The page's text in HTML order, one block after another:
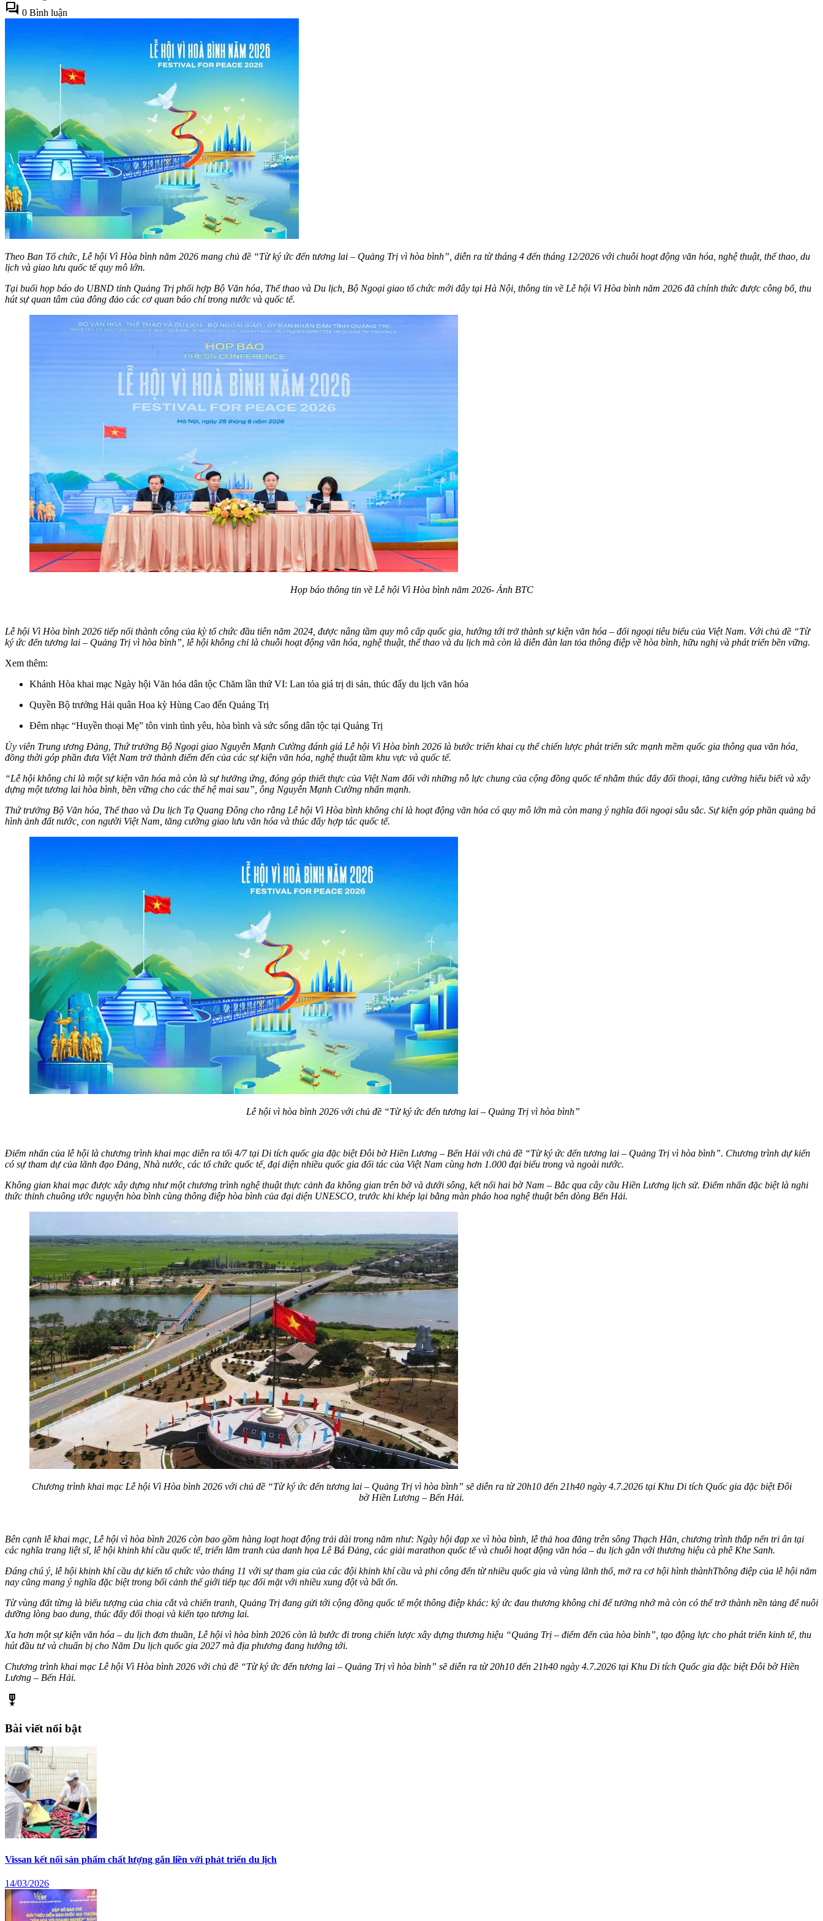
forum 0 Bình luận
Theo Ban Tổ chức, Lễ hội Vì Hòa bình năm 2026 mang chủ đề “Từ ký ức đến tương lai – Quảng Trị vì hòa bình”, diễn ra từ tháng 4 đến tháng 12/2026 với chuỗi hoạt động văn hóa, nghệ thuật, thể thao, du
lịch và giao lưu quốc tế quy mô lớn.
Tại buổi họp báo do UBND tỉnh Quảng Trị phối hợp Bộ Văn hóa, Thể thao và Du lịch, Bộ Ngoại giao tổ chức mới đây tại Hà Nội, thông tin về Lễ hội Vì Hòa bình năm 2026 đã chính thức được công bố, thu
hút sự quan tâm của đông đảo các cơ quan báo chí trong nước và quốc tế.
Họp báo thông tin về Lễ hội Vì Hòa bình năm 2026- Ảnh BTC
Lễ hội Vì Hòa bình 2026 tiếp nối thành công của kỳ tổ chức đầu tiên năm 2024, được nâng tầm quy mô cấp quốc gia, hướng tới trở thành sự kiện văn hóa – đối ngoại tiêu biểu của Việt Nam. Với chủ đề “Từ
ký ức đến tương lai – Quảng Trị vì hòa bình”, lễ hội không chỉ là chuỗi hoạt động văn hóa, nghệ thuật, thể thao và du lịch mà còn là diễn đàn lan tỏa thông điệp về hòa bình, hữu nghị và phát triển bền vững.
Xem thêm:
Khánh Hòa khai mạc Ngày hội Văn hóa dân tộc Chăm lần thứ VI: Lan tỏa giá trị di sản, thúc đẩy du lịch văn hóa
Quyền Bộ trưởng Hải quân Hoa kỳ Hùng Cao đến Quảng Trị
Đêm nhạc “Huyền thoại Mẹ” tôn vinh tình yêu, hòa bình và sức sống dân tộc tại Quảng Trị
Ủy viên Trung ương Đảng, Thứ trưởng Bộ Ngoại giao Nguyễn Mạnh Cường đánh giá Lễ hội Vì Hòa bình 2026 là bước triển khai cụ thể chiến lược phát triển sức mạnh mềm quốc gia thông qua văn hóa,
đồng thời góp phần đưa Việt Nam trở thành điểm đến của các sự kiện văn hóa, nghệ thuật tầm khu vực và quốc tế.
“Lễ hội không chỉ là một sự kiện văn hóa mà còn là sự hưởng ứng, đóng góp thiết thực của Việt Nam đối với những nỗ lực chung của cộng đồng quốc tế nhằm thúc đẩy đối thoại, tăng cường hiểu biết và xây
dựng một tương lai hòa bình, bền vững cho các thế hệ mai sau”, ông Nguyễn Mạnh Cường nhấn mạnh.
Thứ trưởng Bộ Văn hóa, Thể thao và Du lịch Tạ Quang Đông cho rằng Lễ hội Vì Hòa bình không chỉ là hoạt động văn hóa có quy mô lớn mà còn mang ý nghĩa đối ngoại sâu sắc. Sự kiện góp phần quảng bá
hình ảnh đất nước, con người Việt Nam, tăng cường giao lưu văn hóa và thúc đẩy hợp tác quốc tế.
Lễ hội vì hòa bình 2026 với chủ đề “Từ ký ức đến tương lai – Quảng Trị vì hòa bình”
Điểm nhấn của lễ hội là chương trình khai mạc diễn ra tối 4/7 tại Di tích quốc gia đặc biệt Đôi bờ Hiền Lương – Bến Hải với chủ đề “Từ ký ức đến tương lai – Quảng Trị vì hòa bình”. Chương trình dự kiến
có sự tham dự của lãnh đạo Đảng, Nhà nước, các tổ chức quốc tế, đại diện nhiều quốc gia đối tác của Việt Nam cùng hơn 1.000 đại biểu trong và ngoài nước.
Không gian khai mạc được xây dựng như một chương trình nghệ thuật thực cảnh đa không gian trên bờ và dưới sông, kết nối hai bờ Nam – Bắc qua cây cầu Hiền Lương lịch sử. Điểm nhấn đặc biệt là nghi
thức thỉnh chuông ước nguyện hòa bình cùng thông điệp hòa bình của đại diện UNESCO, trước khi khép lại bằng màn pháo hoa nghệ thuật bên dòng Bến Hải.
Chương trình khai mạc Lễ hội Vì Hòa bình 2026 với chủ đề “Từ ký ức đến tương lai – Quảng Trị vì hòa bình” sẽ diễn ra từ 20h10 đến 21h40 ngày 4.7.2026 tại Khu Di tích Quốc gia đặc biệt Đôi
bờ Hiền Lương – Bến Hải.
Bên cạnh lễ khai mạc, Lễ hội vì hòa bình 2026 còn bao gồm hàng loạt hoạt động trải dài trong năm như: Ngày hội đạp xe vì hòa bình, lễ thả hoa đăng trên sông Thạch Hãn, chương trình thắp nến tri ân tại
các nghĩa trang liệt sĩ, lễ hội khinh khí cầu quốc tế, triển lãm tranh của danh họa Lê Bá Đảng, các giải marathon quốc tế và chuỗi hoạt động văn hóa – du lịch gắn với thương hiệu cà phê Khe Sanh.
Đáng chú ý, lễ hội khinh khí cầu dự kiến tổ chức vào tháng 11 với sự tham gia của các đội khinh khí cầu và phi công đến từ nhiều quốc gia và vùng lãnh thổ, mở ra cơ hội hình thànhThông điệp của lễ hội năm
nay cũng mang ý nghĩa đặc biệt trong bối cảnh thế giới tiếp tục đối mặt với nhiều xung đột và bất ổn.
Từ vùng đất từng là biểu tượng của chia cắt và chiến tranh, Quảng Trị đang gửi tới cộng đồng quốc tế một thông điệp khác: ký ức đau thương không chỉ để tưởng nhớ mà còn có thể trở thành nền tảng để nuôi
dưỡng lòng bao dung, thúc đẩy đối thoại và kiến tạo tương lai.
Xa hơn một sự kiện văn hóa – du lịch đơn thuần, Lễ hội vì hòa bình 2026 còn là bước đi trong chiến lược xây dựng thương hiệu “Quảng Trị – điểm đến của hòa bình”, tạo động lực cho phát triển kinh tế, thu
hút đầu tư và chuẩn bị cho Năm Du lịch quốc gia 2027 mà địa phương đang hướng tới.
Chương trình khai mạc Lễ hội Vì Hòa bình 2026 với chủ đề “Từ ký ức đến tương lai – Quảng Trị vì hòa bình” sẽ diễn ra từ 20h10 đến 21h40 ngày 4.7.2026 tại Khu Di tích Quốc gia đặc biệt Đôi bờ Hiền
Lương – Bến Hải.
military_tech
Bài viết nổi bật
Vissan kết nối sản phẩm chất lượng gắn liền với phát triển du lịch
14/03/2026